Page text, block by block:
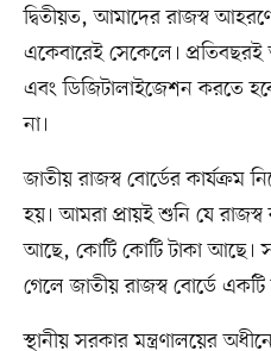
দ্বিতীয়ত, আমাদের রাজস্ব
একেবারেই সেকেলে।
এবং ডিজিটালাইজেশন করতে
না।
জাতীয় রাজস্ব বোর্ডের
হয়। আমরা প্রায়ই শুনি যে
আছে, কোটি কোটি টাকা আছে।
গেলে জাতীয় রাজস্ব বোর্ডে
স্থানীয় সরকার মন্ত্রণালয়ের